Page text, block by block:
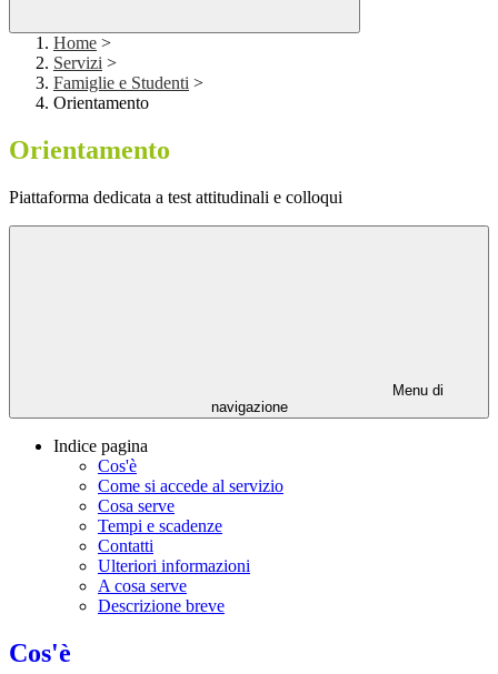
Home >
Servizi >
Famiglie e Studenti >
Orientamento
Orientamento
Piattaforma dedicata a test attitudinali e colloqui
Menu di
navigazione
Indice pagina
Cos'è
Come si accede al servizio
Cosa serve
Tempi e scadenze
Contatti
Ulteriori informazioni
A cosa serve
Descrizione breve
Cos'è